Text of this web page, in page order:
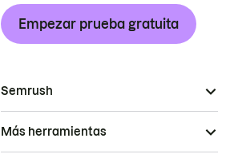
Empezar prueba gratuita
Semrush
Más herramientas